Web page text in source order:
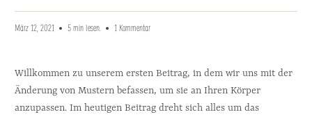
März 12, 2021 5 min lesen. 1 Kommentar
Willkommen zu unserem ersten Beitrag, in dem wir uns mit der
Änderung von Mustern befassen, um sie an Ihren Körper
anzupassen. Im heutigen Beitrag dreht sich alles um das